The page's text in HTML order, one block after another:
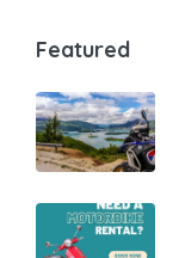
Featured